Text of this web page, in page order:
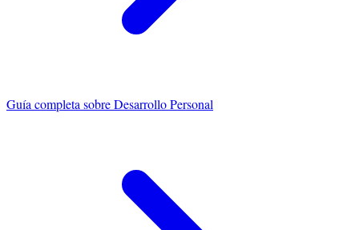
Guía completa sobreDesarrollo Personal